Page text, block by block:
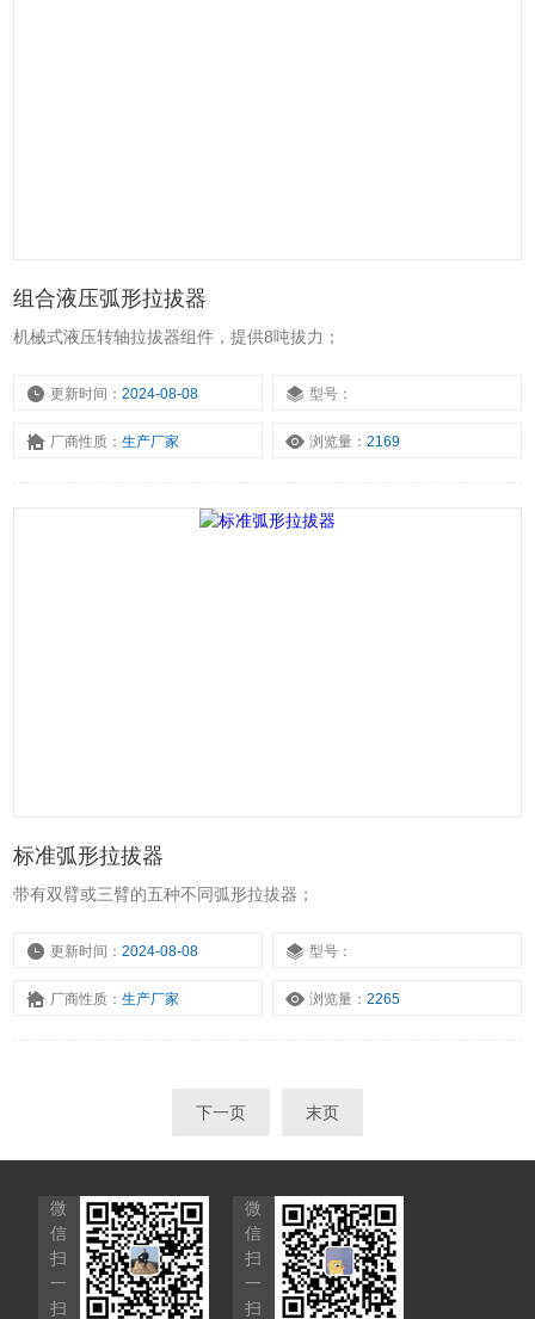
组合液压弧形拉拔器
机械式液压转轴拉拔器组件，提供8吨拔力；
更新时间：2024-08-08 型号：
厂商性质：生产厂家 浏览量：2169
标准弧形拉拔器
带有双臂或三臂的五种不同弧形拉拔器；
更新时间：2024-08-08 型号：
厂商性质：生产厂家 浏览量：2265
下一页 末页
微
信
扫
一
扫
微
信
扫
一
扫